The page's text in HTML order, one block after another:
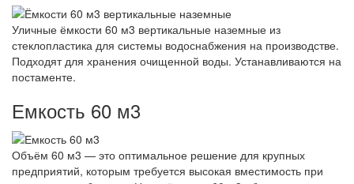
Уличные ёмкости 60 м3 вертикальные наземные из
стеклопластика для системы водоснабжения на производстве.
Подходят для хранения очищенной воды. Устанавливаются на
постаменте.
Емкость 60 м3
Объём 60 м3 — это оптимальное решение для крупных
предприятий, которым требуется высокая вместимость при